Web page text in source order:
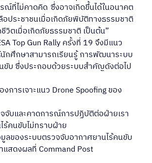
ณ์ที่ไม่คาดคิด ซึ่งอาจเกิดขึ้นได้ในอนาคต
อประชาชนเมื่อเกิดภัยพิบัติทางธรรมชาติ
วิตเมื่อเกิดภัยธรรมชาติ เป็นต้น”
Top Gun Rally ครั้งที่ 19 จึงมีแนว
กศึกษาสามารถเรียนรู้ การพัฒนาระบบ
ขับ ซึ่งประกอบด้วยระบบสําคัญดังต่อไป
องการเจาะแนว Drone Spoofing ของ
วจจับและคาดการณ์การปฏิบัติต่อฝ่ายเรา
ร้คนขับไม่ทราบฝ่าย
อมูลของระบบตรวจจับอากาศยานไร้คนขับ
แสดงผลที่ Command Post